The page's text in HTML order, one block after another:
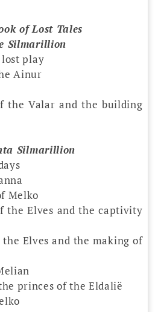
of Lost Tales
Silmarillion
play
Ainur
the Valar and the building
Silmarillion
Melko
the Elves and the captivity
Elves and the making of
princes of the Eldalië